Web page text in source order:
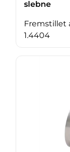
slebne
Fremstillet
1.4404